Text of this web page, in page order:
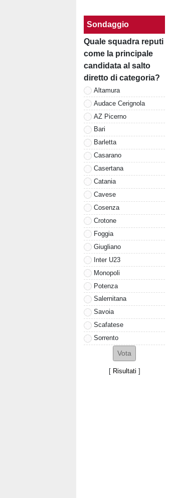
Sondaggio
Quale squadra reputi
come la principale
candidata al salto
diretto di categoria?
Altamura
Audace Cerignola
AZ Picerno
Bari
Barletta
Casarano
Casertana
Catania
Cavese
Cosenza
Crotone
Foggia
Giugliano
Inter U23
Monopoli
Potenza
Salernitana
Savoia
Scafatese
Sorrento
[ Risultati ]